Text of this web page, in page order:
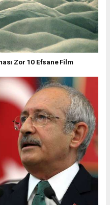
Zor 10 Efsane Film